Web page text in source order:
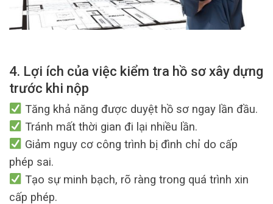
4. Lợi ích của việc kiểm tra hồ sơ xây dựng
trước khi nộp
Tăng khả năng được duyệt hồ sơ ngay lần đầu.
Tránh mất thời gian đi lại nhiều lần.
Giảm nguy cơ công trình bị đình chỉ do cấp
phép sai.
Tạo sự minh bạch, rõ ràng trong quá trình xin
cấp phép.